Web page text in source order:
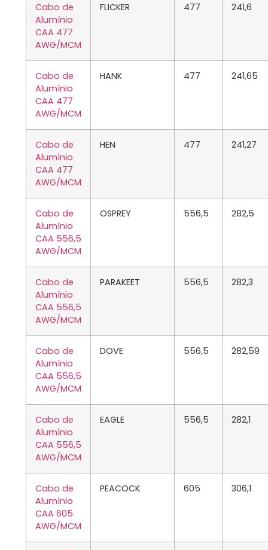
Cabo de
Alumínio
CAA 477
AWG/MCM
FLICKER 477 241,6
Cabo de
Alumínio
CAA 477
AWG/MCM
HANK 477 241,65
Cabo de
Alumínio
CAA 477
AWG/MCM
HEN 477 241,27
Cabo de
Alumínio
CAA 556,5
AWG/MCM
OSPREY 556,5 282,5
Cabo de
Alumínio
CAA 556,5
AWG/MCM
PARAKEET 556,5 282,3
Cabo de
Alumínio
CAA 556,5
AWG/MCM
DOVE 556,5 282,59
Cabo de
Alumínio
CAA 556,5
AWG/MCM
EAGLE 556,5 282,1
Cabo de
Alumínio
CAA 605
AWG/MCM
PEACOCK 605 306,1